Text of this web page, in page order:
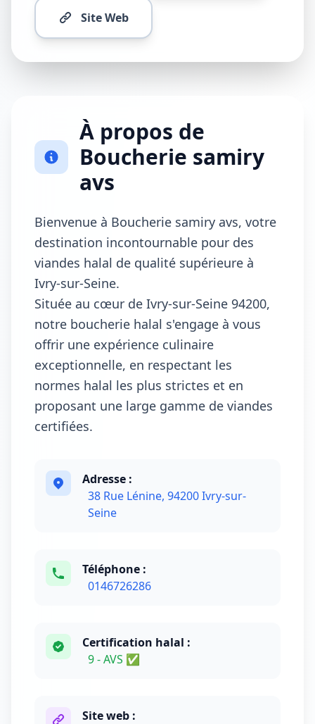
Site Web
À propos de
Boucherie samiry
avs
Bienvenue à Boucherie samiry avs, votre
destination incontournable pour des
viandes halal de qualité supérieure à
Ivry-sur-Seine.
Située au cœur de Ivry-sur-Seine 94200,
notre boucherie halal s'engage à vous
offrir une expérience culinaire
exceptionnelle, en respectant les
normes halal les plus strictes et en
proposant une large gamme de viandes
certifiées.
Adresse :
38 Rue Lénine, 94200 Ivry-sur-
Seine
Téléphone :
0146726286
Certification halal :
9 - AVS ✅
Site web :